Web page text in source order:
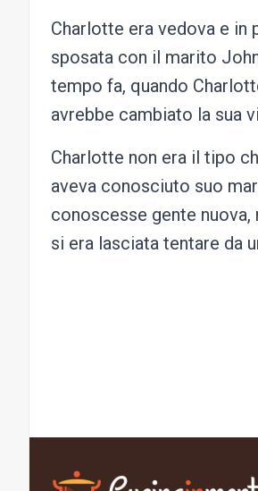
Charlotte era vedova e in
sposata con il marito
tempo fa, quando
avrebbe cambiato la sua
Charlotte non era il tipo
aveva conosciuto suo
conoscesse gente
si era lasciata tentare da